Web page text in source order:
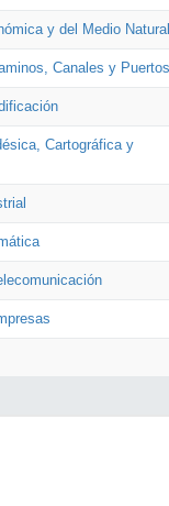
y del Medio Natural
Canales y Puertos
Cartográfica y